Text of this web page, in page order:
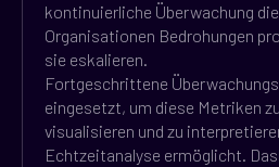
kontinuierliche Überwachung
Organisationen Bedrohungen
sie eskalieren.
Fortgeschrittene
eingesetzt, um diese Metriken
visualisieren und zu
Echtzeitanalyse ermöglicht.